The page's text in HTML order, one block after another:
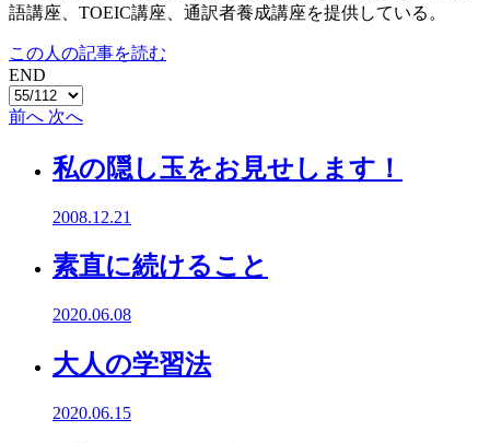
語講座、TOEIC講座、通訳者養成講座を提供している。
この人の記事を読む
END
前へ 次へ
私の隠し玉をお見せします！
2008.12.21
素直に続けること
2020.06.08
大人の学習法
2020.06.15